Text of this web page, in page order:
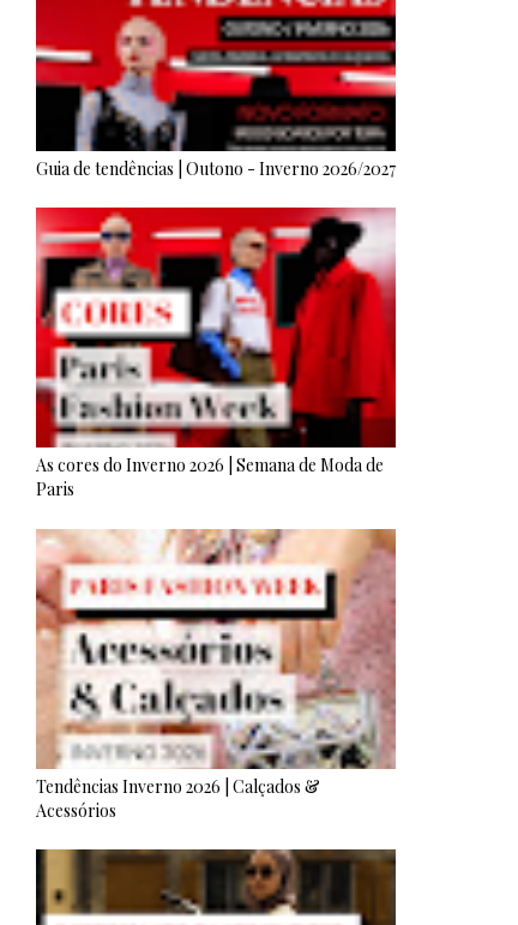
Guia de tendências | Outono - Inverno 2026/2027
As cores do Inverno 2026 | Semana de Moda de
Paris
Tendências Inverno 2026 | Calçados &
Acessórios